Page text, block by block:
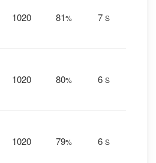
1020 81% 7 S
1020 80% 6 S
1020 79% 6 S